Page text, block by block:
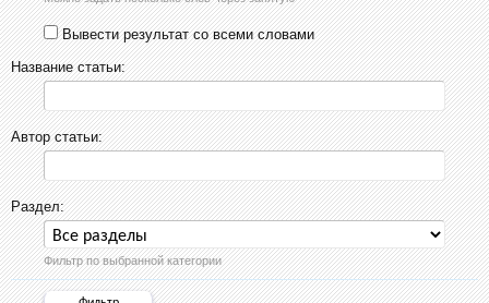
Вывести результат со всеми словами
Название статьи:
Автор статьи:
Раздел:
Фильтр по выбранной категории